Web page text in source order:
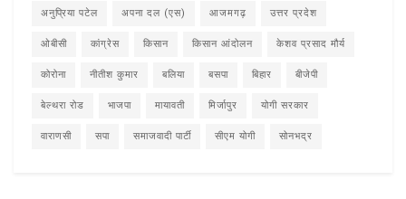
अनुप्रिया पटेल अपना दल (एस) आजमगढ़ उत्तर प्रदेश
ओबीसी कांग्रेस किसान किसान आंदोलन केशव प्रसाद मौर्य
कोरोना नीतीश कुमार बलिया बसपा बिहार बीजेपी
बेल्थरा रोड भाजपा मायावती मिर्जापुर योगी सरकार
वाराणसी सपा समाजवादी पार्टी सीएम योगी सोनभद्र